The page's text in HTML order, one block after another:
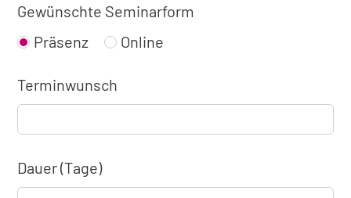
Gewünschte Seminarform
Präsenz
Online
Terminwunsch
Dauer (Tage)